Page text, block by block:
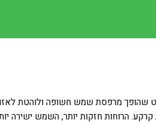
שהופך מרפסת שמש חשופה ולוהטת לאזור
הרוחות חזקות יותר, השמש ישירה